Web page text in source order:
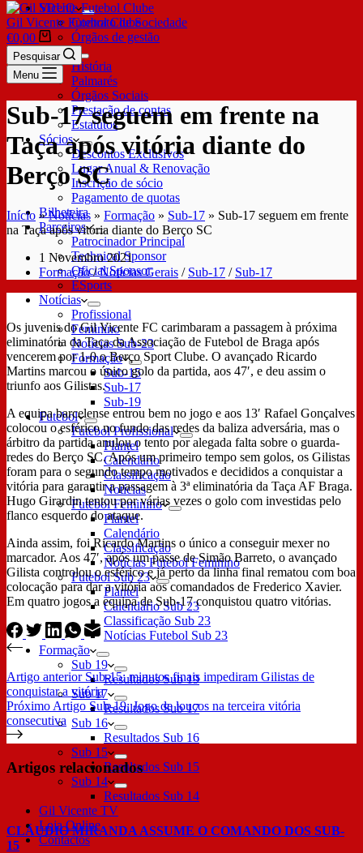
SDUQ
Contrato de Sociedade
Órgãos de gestão
Clube
História
Palmarés
Órgãos Sociais
Prestação de contas
Estatutos
Sócios
Descontos Exclusivos
Lugar Anual & Renovação
Inscrição de sócio
Pagamento de quotas
Bilheteira
Parceiros
Patrocinador Principal
Technical Sponsor
Oficial Sponsor
ESports
Notícias
Profissional
Feminino
Notícias Sub-23
Formação
Sub-15
Sub-17
Sub-19
Futebol
Futebol Profissional
Plantel
Calendário
Classificação
Notícias
Futebol Feminino
Plantel
Calendário
Classificação
Notícias Futebol Feminino
Futebol Sub 23
Plantel
Calendário Sub 23
Classificação Sub 23
Notícias Futebol Sub 23
Formação
Sub 19
Resultados Sub 19
Sub 17
Resultados Sub 17
Sub 16
Resultados Sub 16
Sub 15
Resultados Sub 15
Sub 14
Resultados Sub 14
Gil Vicente TV
Loja Online
Contactos
Gil Vicente Futebol Clube
€0,00
Pesquisar
Menu
Sub-17 seguem em frente na
Taça após vitória diante do
Berço SC
Início »Notícias » Formação » Sub-17 » Sub-17 seguem em frente
na Taça após vitória diante do Berço SC
1 Novembro 2021
Formação/Notícias Gerais / Sub-17 / Sub-17
Os juvenis do Gil Vicente FC carimbaram a passagem à próxima
eliminatória da Taça da Associação de Futebol de Braga após
vencerem por 1-0 o Berço Sport Clube. O avançado Ricardo
Martins marcou o único golo da partida, aos 47′, e deu assim o
triunfo aos Gilistas.
A equipa barcelense entrou bem no jogo e aos 13′ Rafael Gonçalves
colocou o esférico no fundo das redes da baliza adversária, mas o
árbitro da partida anulou o tento por alegada falta sobre o guarda-
redes do Berço SC. Após um primeiro tempo sem golos, os Gilistas
foram para o segundo tempo motivados e decididos a conquistar a
vitória para garantir a passagem à 3ª eliminatória da Taça AF Braga.
Hugo Girardin tentou por várias vezes o golo com investidas pelo
flanco esquerdo do ataque.
Ainda assim, foi Ricardo Martins o único a conseguir mexer no
marcador. Aos 47′, após um passe de Simão Barreto, o avançado
Gilista controlou o esférico e já perto da linha final rematou com boa
colocação para dar a vitória aos comandados de Frederico Xavier.
Em quatro jogos a equipa de Sub-17 conquistou quatro vitórias.
Artigo anterior Sub-15: minutos finais impediram Gilistas de
conquistar a vitória
Próximo Artigo Sub-19: Jogo de loucos na terceira vitória
consecutiva
Artigos relacionados
CLÁUDIO MIRANDA ASSUME O COMANDO DOS SUB-
15